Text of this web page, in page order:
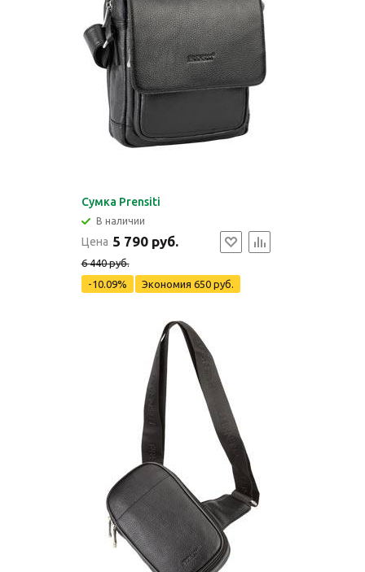
Сумка Prensiti
В наличии
Цена 5 790 руб.
6 440 руб.
-10.09%
Экономия 650 руб.